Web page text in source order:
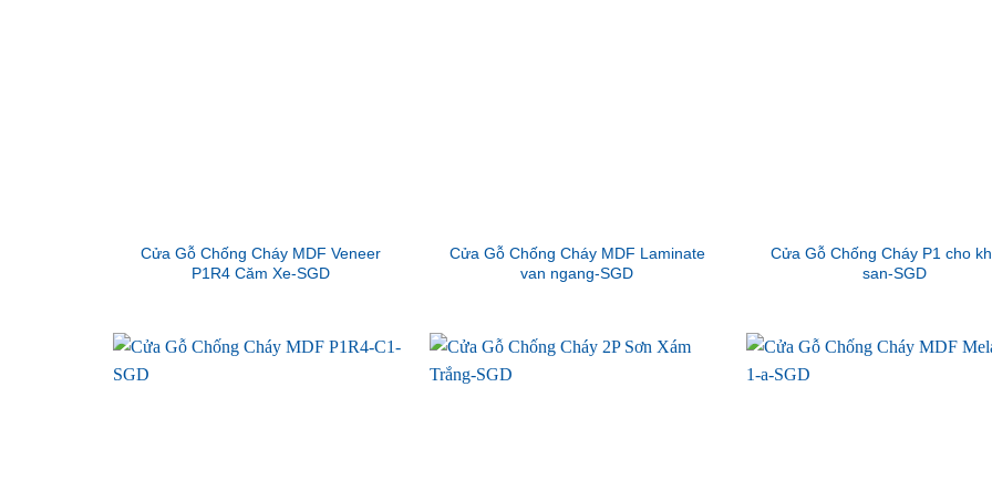
Cửa Gỗ Chống Cháy MDF Veneer
P1R4 Căm Xe-SGD
Cửa Gỗ Chống Cháy MDF Laminate
van ngang-SGD
Cửa Gỗ Chống Cháy P1 cho
san-SGD